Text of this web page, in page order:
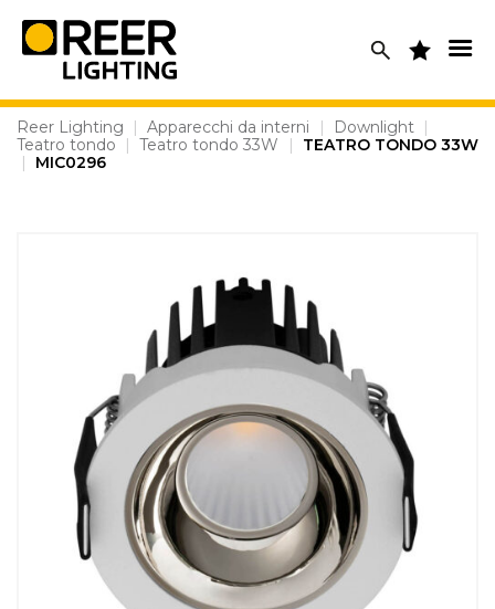
content
Reer Lighting | Apparecchi da interni | Downlight |
Teatro tondo
| Teatro tondo 33W |
TEATRO TONDO 33W
|
MIC0296